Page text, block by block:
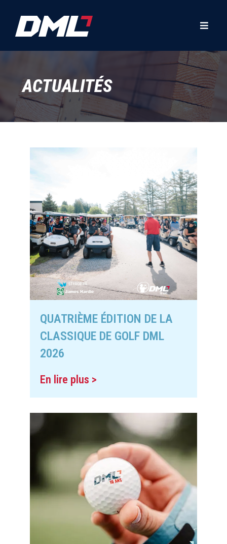
ACTUALITÉS
QUATRIÈME ÉDITION DE LA
CLASSIQUE DE GOLF DML
2026
En lire plus >